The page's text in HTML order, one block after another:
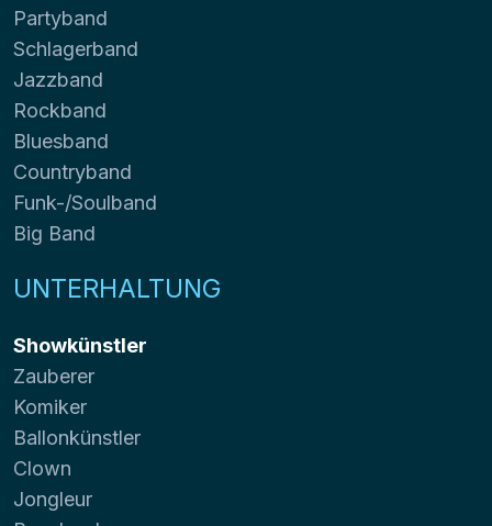
Partyband
Schlagerband
Jazzband
Rockband
Bluesband
Countryband
Funk-/Soulband
Big Band
UNTERHALTUNG
Showkünstler
Zauberer
Komiker
Ballonkünstler
Clown
Jongleur